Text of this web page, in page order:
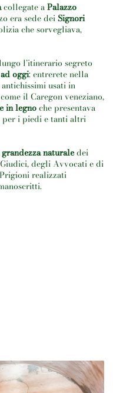
collegate aPalazzo
era sede deiSignori
che sorvegliava,
l’itinerario segreto
oggi: entrerete nella
usati in
il Caregon veneziano,
in legnoche presentava
i piedi e tanti altri
naturaledei
degli Avvocati e di
realizzati